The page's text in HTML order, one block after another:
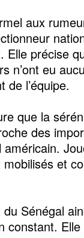
aux
Elle précise
n’ont eu
l’équipe.
que la
des
et
Sénégal
constant.